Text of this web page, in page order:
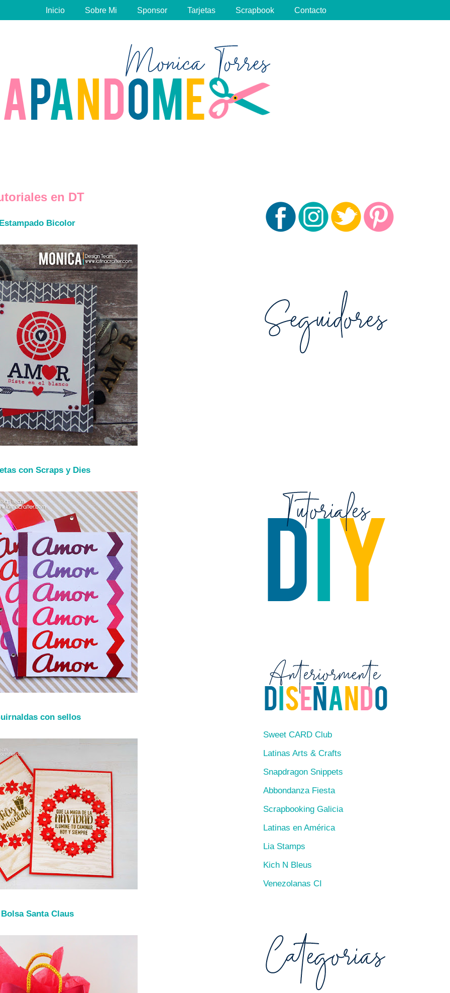
Inicio Sobre Mi Sponsor Tarjetas Scrapbook Contacto
en DT
Bicolor
con Scraps y Dies
con sellos
Bolsa Santa Claus
Sweet CARD Club
Latinas Arts & Crafts
Snapdragon Snippets
Abbondanza Fiesta
Scrapbooking Galicia
Latinas en América
Lia Stamps
Kich N Bleus
Venezolanas CI